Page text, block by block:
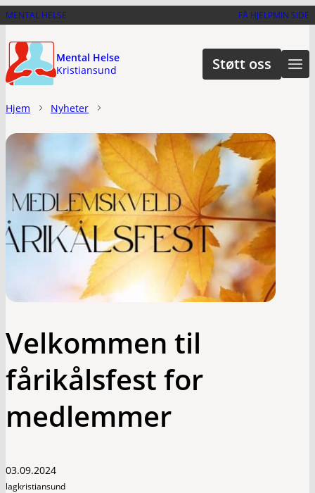
Hopp
hovedinnhold
MENTAL HELSE FÅ HJELPMIN SIDE
Mental Helse
Kristiansund
Støtt oss
Hjem Nyheter
Velkommen til
fårikålsfest for
medlemmer
03.09.2024
lagkristiansund